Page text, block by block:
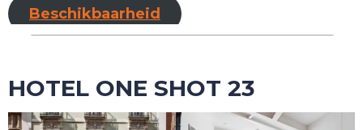
Beschikbaarheid
HOTEL ONE SHOT 23